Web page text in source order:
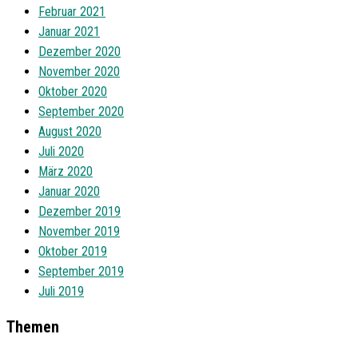
Februar 2021
Januar 2021
Dezember 2020
November 2020
Oktober 2020
September 2020
August 2020
Juli 2020
März 2020
Januar 2020
Dezember 2019
November 2019
Oktober 2019
September 2019
Juli 2019
Themen